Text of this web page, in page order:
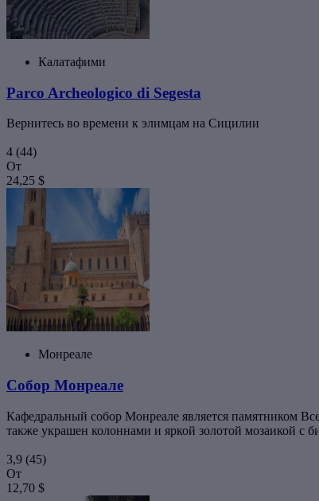
Калатафими
Parco Archeologico di Segesta
Вернитесь во времени к элимцам на Сицилии
4 (44)
От
24,25 $
Монреале
Собор Монреале
Кафедральный собор Монреале является памятником
также украшен колоннами и яркой золотой мозаикой с
3,9 (45)
От
12,70 $